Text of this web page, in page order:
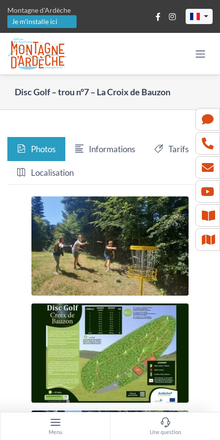
contenu
Montagne d'Ardèche
Je m'installe ici
Disc Golf – trou n°7 – La Croix de Bauzon
Photos Informations Tarifs
Localisation
Menu Une question